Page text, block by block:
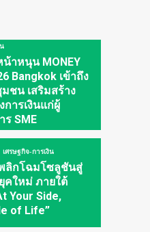
น้าหนุน MONEY
Bangkok เข้าถึง
ชน เสริมสร้าง
การเงินแก่ผู้
ร SME
เศรษฐกิจ-การเงิน
ลิกโฉมโซลูชันสู่
คใหม่ ภายใต้
Your Side,
of Life”